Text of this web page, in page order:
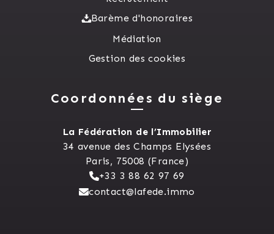
Barème d'honoraires
Médiation
Gestion des cookies
Coordonnées du siège
La Fédération de l’Immobilier
34 avenue des Champs Elysées
Paris, 75008 (France)
+33 3 88 62 97 69
contact@lafede.immo